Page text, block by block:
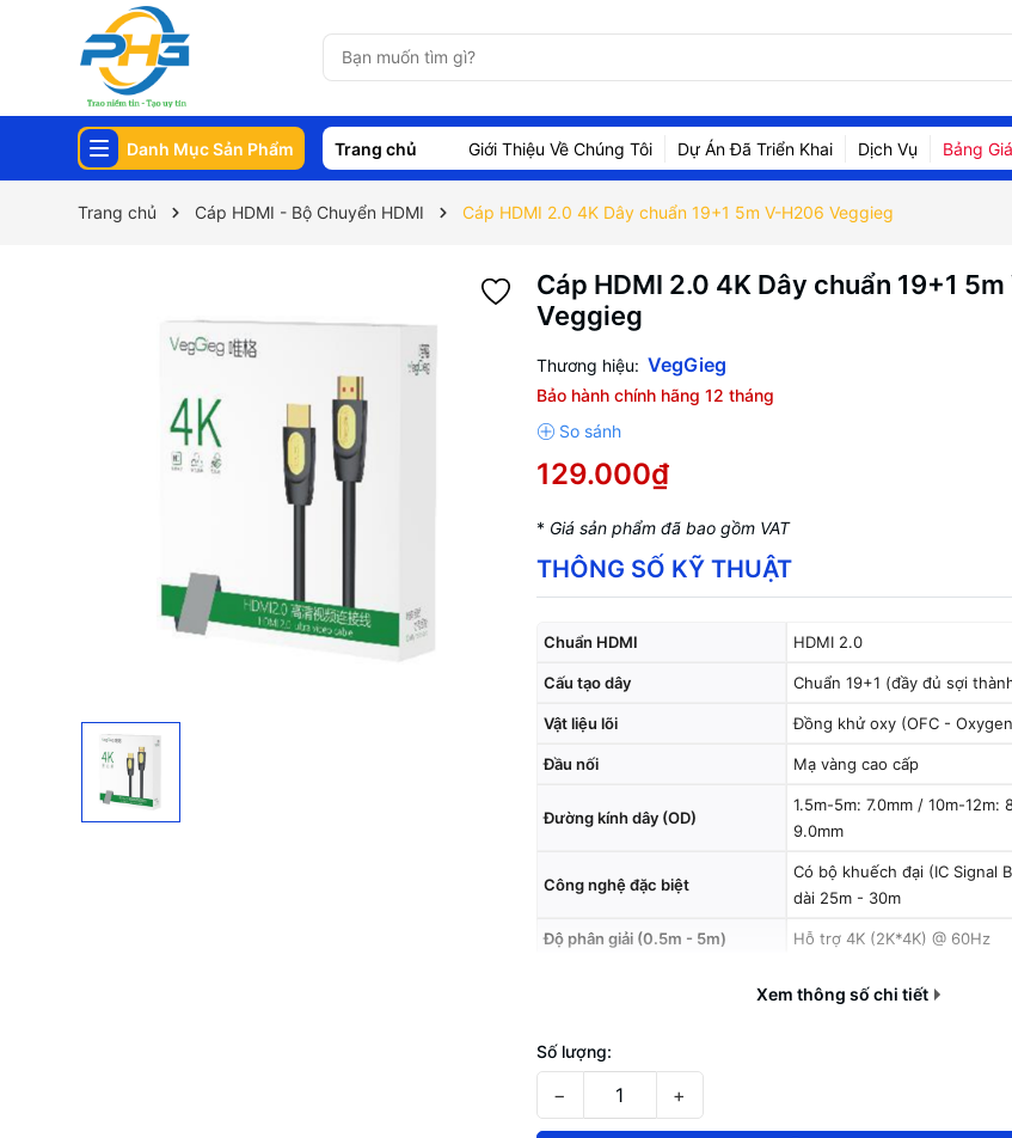
Danh Mục Sản Phẩm Trang chủ Giới Thiệu Về Chúng Tôi Dự Án Đã Triển Khai Dịch Vụ Bảng
Trang chủ Cáp HDMI - Bộ Chuyển HDMI Cáp HDMI 2.0 4K Dây chuẩn 19+1 5m V-H206 Veggieg
Cáp HDMI 2.0 4K Dây chuẩn 19+1
Veggieg
Thương hiệu: VegGieg
Bảo hành chính hãng 12 tháng
129.000₫
* Giá sản phẩm đã bao gồm VAT
THÔNG SỐ KỸ THUẬT
Chuẩn HDMI HDMI 2.0
Cấu tạo dây Chuẩn 19+1 (đầy đủ sợi
Vật liệu lõi Đồng khử oxy (OFC -
Đầu nối Mạ vàng cao cấp
Đường kính dây (OD)
1.5m-5m: 7.0mm / 10m-12m:
9.0mm
Công nghệ đặc biệt
Có bộ khuếch đại (IC Signal
dài 25m - 30m
Độ phân giải (0.5m - 5m) Hỗ trợ 4K (2K*4K) @ 60Hz
Xem thông số chi tiết
Số lượng:
− +